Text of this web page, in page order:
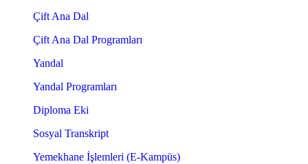
Çift Ana Dal
Çift Ana Dal Programları
Yandal
Yandal Programları
Diploma Eki
Sosyal Transkript
Yemekhane İşlemleri (E-Kampüs)